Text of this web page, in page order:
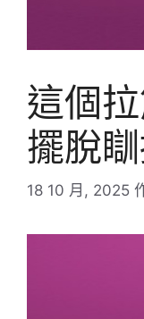
這個
擺脫
18 10 月, 2025